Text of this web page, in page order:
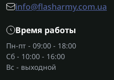
info@flasharmy.com.ua
Время работы
Пн-пт - 09:00 - 18:00
Сб - 10:00 - 16:00
Вс - выходной